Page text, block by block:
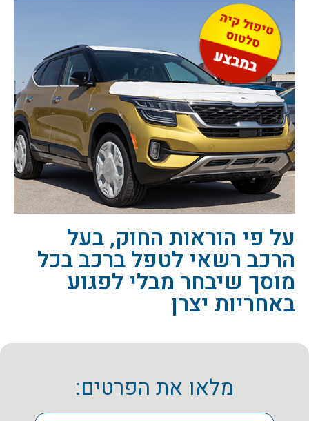
על פי הוראות החוק, בעל
הרכב רשאי לטפל ברכב בכל
מוסך שיבחר מבלי לפגוע
באחריות יצרן
מלאו את הפרטים: